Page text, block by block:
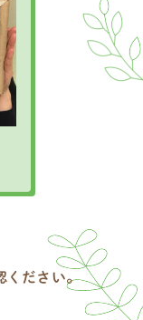
ください。